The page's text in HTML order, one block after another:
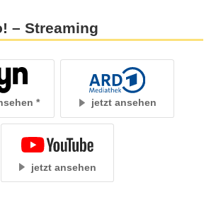
– Streaming
jetzt ansehen
jetzt ansehen